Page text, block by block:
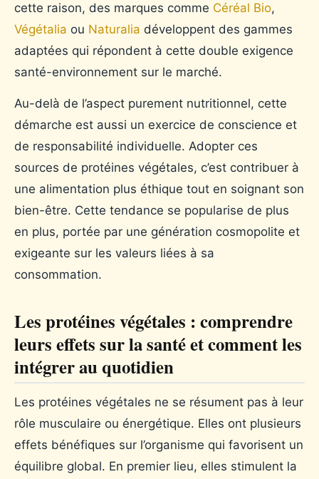
cette raison, des marques comme Céréal Bio,
Végétalia ou Naturalia développent des gammes
adaptées qui répondent à cette double exigence
santé-environnement sur le marché.
Au-delà de l’aspect purement nutritionnel, cette
démarche est aussi un exercice de conscience et
de responsabilité individuelle. Adopter ces
sources de protéines végétales, c’est contribuer à
une alimentation plus éthique tout en soignant son
bien-être. Cette tendance se popularise de plus
en plus, portée par une génération cosmopolite et
exigeante sur les valeurs liées à sa
consommation.
Les protéines végétales : comprendre
leurs effets sur la santé et comment les
intégrer au quotidien
Les protéines végétales ne se résument pas à leur
rôle musculaire ou énergétique. Elles ont plusieurs
effets bénéfiques sur l’organisme qui favorisent un
équilibre global. En premier lieu, elles stimulent la